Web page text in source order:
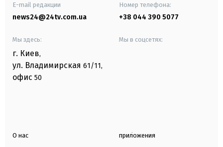
E-mail редакции
news24@24tv.com.ua
Номер телефона:
+38 044 390 5077
Мы здесь:
г. Киев,
ул. Владимирская 61/11,
офис 50
Мы в соцсетях:
О нас приложения